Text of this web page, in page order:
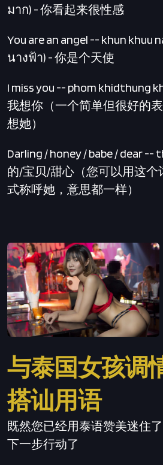
มาก) - 你看起来很性感
You are an angel -- khun
นางฟ้า) - 你是个天使
I miss you -- phom khidthung
我想你（一个简单但很好的
想她）
Darling / honey / babe / dear --
的/宝贝/甜心（您可以用这个
式称呼她，意思都一样）
与泰国女孩调
搭讪用语
既然您已经用泰语赞美迷住
下一步行动了